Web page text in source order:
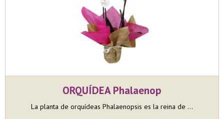
ORQUÍDEA Phalaenop
La planta de orquídeas Phalaenopsis es la reina de ...